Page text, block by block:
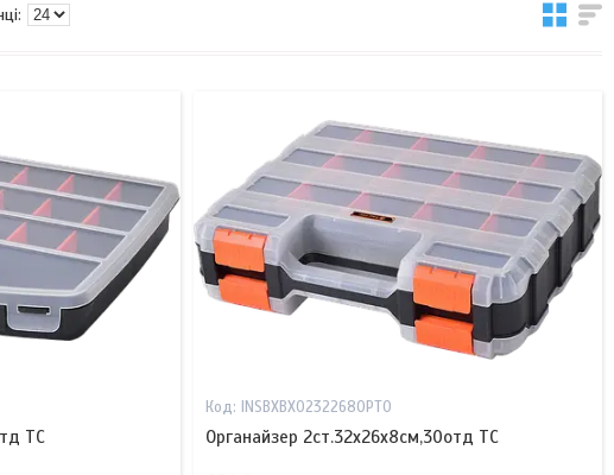
TC
INSBXBX02322680PT0
Органайзер 2ст.32х26х8см,30отд TC